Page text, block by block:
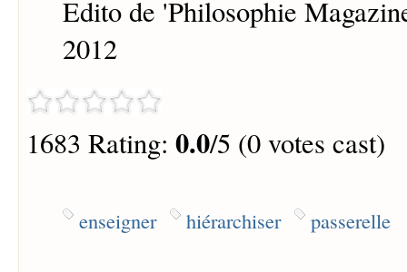
Edito de 'Philosophie
2012
1683 Rating: 0.0/5 (0 votes cast)
enseigner hiérarchiser passerelle